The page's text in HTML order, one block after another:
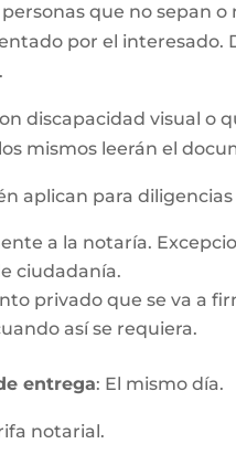
que no sepan
por el interesado.
discapacidad visual o
mismos leerán el
aplican para
a la notaría.
ciudadanía.
privado que se va a
así se requiera.
entrega: El mismo día.
notarial.